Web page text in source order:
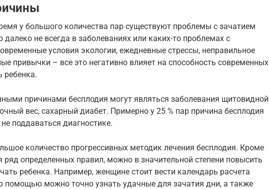
у большого количества пар существуют проблемы с зачатием
далеко не всегда в заболеваниях или каких-то проблемах с
условия экологии, ежедневные стрессы, неправильное
привычки – все это негативно влияет на способность современных
ребенка.
причинами бесплодия могут являться заболевания щитовидной
вес, сахарный диабет. Примерно у 25 % пар причина бесплодия
поддаваться диагностике.
количество прогрессивных методик лечения бесплодия. Кроме
ряд определенных правил, можно в значительной степени повысить
ребенка. Например, женщине стоит вести календарь расчета
помощью можно точно узнать удачные для зачатия дни, а также